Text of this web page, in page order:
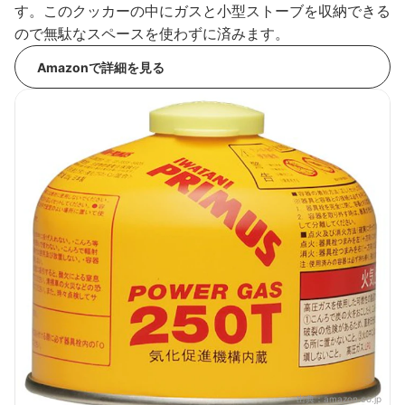
す。このクッカーの中にガスと小型ストーブを収納できる
ので無駄なスペースを使わずに済みます。
Amazonで詳細を見る
出典：amazon.co.jp